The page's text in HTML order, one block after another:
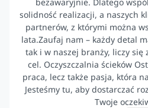
solidność realizacji, a naszych
partnerów, z którymi można
lata.Zaufaj nam – każdy detal
tak i w naszej branży, liczy się
cel. Oczyszczalnia ścieków
praca, lecz także pasja, która
Jesteśmy tu, aby dostarczać
Twoje